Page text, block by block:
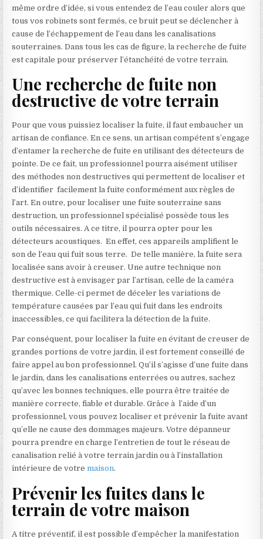
même ordre d’idée, si vous entendez de l’eau couler alors que
tous vos robinets sont fermés, ce bruit peut se déclencher à
cause de l’échappement de l’eau dans les canalisations
souterraines. Dans tous les cas de figure, la recherche de fuite
est capitale pour préserver l’étanchéité de votre terrain.
Une recherche de fuite non
destructive de votre terrain
Pour que vous puissiez localiser la fuite, il faut embaucher un
artisan de confiance. En ce sens, un artisan compétent s’engage
d’entamer la recherche de fuite en utilisant des détecteurs de
pointe. De ce fait, un professionnel pourra aisément utiliser
des méthodes non destructives qui permettent de localiser et
d’identifier facilement la fuite conformément aux règles de
l’art. En outre, pour localiser une fuite souterraine sans
destruction, un professionnel spécialisé possède tous les
outils nécessaires. A ce titre, il pourra opter pour les
détecteurs acoustiques. En effet, ces appareils amplifient le
son de l’eau qui fuit sous terre. De telle manière, la fuite sera
localisée sans avoir à creuser. Une autre technique non
destructive est à envisager par l’artisan, celle de la caméra
thermique. Celle-ci permet de déceler les variations de
température causées par l’eau qui fuit dans les endroits
inaccessibles, ce qui facilitera la détection de la fuite.
Par conséquent, pour localiser la fuite en évitant de creuser de
grandes portions de votre jardin, il est fortement conseillé de
faire appel au bon professionnel. Qu’il s’agisse d’une fuite dans
le jardin, dans les canalisations enterrées ou autres, sachez
qu’avec les bonnes techniques, elle pourra être traitée de
manière correcte, fiable et durable. Grâce à l’aide d’un
professionnel, vous pouvez localiser et prévenir la fuite avant
qu’elle ne cause des dommages majeurs. Votre dépanneur
pourra prendre en charge l’entretien de tout le réseau de
canalisation relié à votre terrain jardin ou à l’installation
intérieure de votremaison.
Prévenir les fuites dans le
terrain de votre maison
A titre préventif, il est possible d’empêcher la manifestation